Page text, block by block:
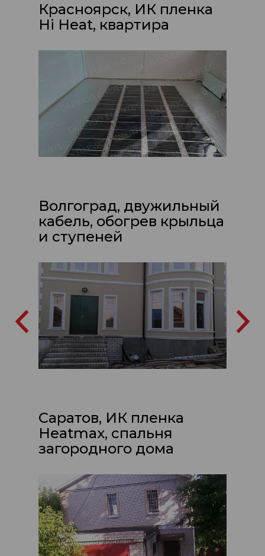
Красноярск, ИК пленка
Hi Heat, квартира
Волгоград, двужильный
кабель, обогрев крыльца
и ступеней
Саратов, ИК пленка
Heatmax, спальня
загородного дома